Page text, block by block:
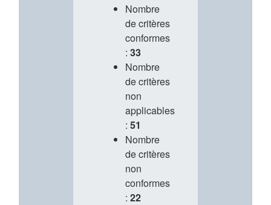
Nombre
de critères
conformes
: 33
Nombre
de critères
non
applicables
: 51
Nombre
de critères
non
conformes
: 22